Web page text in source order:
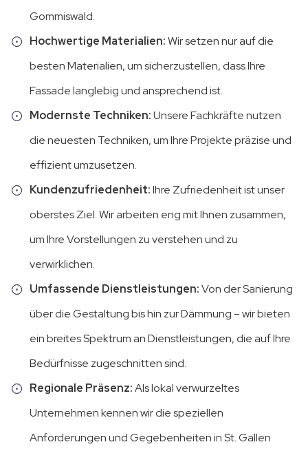
Gommiswald.
Hochwertige Materialien:Wir setzen nur auf die
besten Materialien, um sicherzustellen, dass Ihre
Fassade langlebig und ansprechend ist.
Modernste Techniken:Unsere Fachkräfte nutzen
die neuesten Techniken, um Ihre Projekte präzise und
effizient umzusetzen.
Kundenzufriedenheit:Ihre Zufriedenheit ist unser
oberstes Ziel. Wir arbeiten eng mit Ihnen zusammen,
um Ihre Vorstellungen zu verstehen und zu
verwirklichen.
Umfassende Dienstleistungen:Von der Sanierung
über die Gestaltung bis hin zur Dämmung – wir bieten
ein breites Spektrum an Dienstleistungen, die auf Ihre
Bedürfnisse zugeschnitten sind.
Regionale Präsenz:Als lokal verwurzeltes
Unternehmen kennen wir die speziellen
Anforderungen und Gegebenheiten in St. Gallen